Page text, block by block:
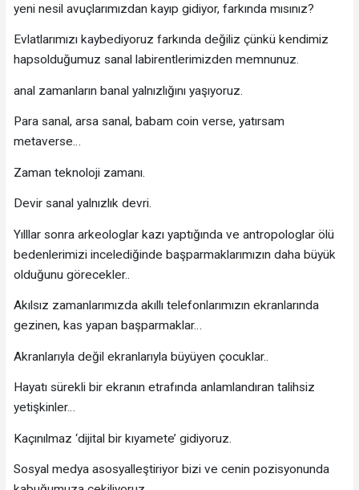
yeni nesil avuçlarımızdan kayıp gidiyor, farkında mısınız?
Evlatlarımızı kaybediyoruz farkında değiliz çünkü kendimiz
hapsolduğumuz sanal labirentlerimizden memnunuz.
anal zamanların banal yalnızlığını yaşıyoruz.
Para sanal, arsa sanal, babam coin verse, yatırsam
metaverse…
Zaman teknoloji zamanı.
Devir sanal yalnızlık devri.
Yılllar sonra arkeologlar kazı yaptığında ve antropologlar ölü
bedenlerimizi incelediğinde başparmaklarımızın daha büyük
olduğunu görecekler..
Akılsız zamanlarımızda akıllı telefonlarımızın ekranlarında
gezinen, kas yapan başparmaklar…
Akranlarıyla değil ekranlarıyla büyüyen çocuklar..
Hayatı sürekli bir ekranın etrafında anlamlandıran talihsiz
yetişkinler…
Kaçınılmaz ‘dijital bir kıyamete’ gidiyoruz.
Sosyal medya asosyalleştiriyor bizi ve cenin pozisyonunda